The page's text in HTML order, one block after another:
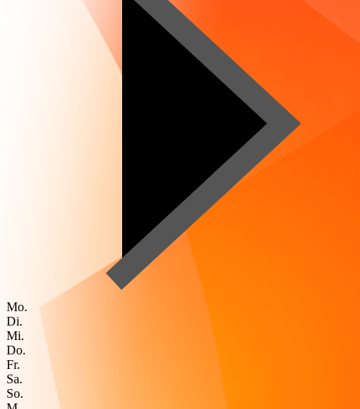
Mo.
Di.
Mi.
Do.
Fr.
Sa.
So.